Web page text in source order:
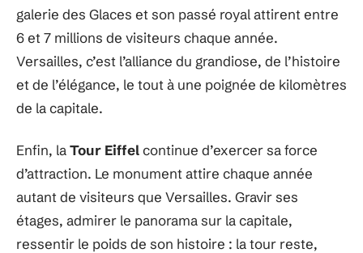
galerie des Glaces et son passé royal attirent entre
6 et 7 millions de visiteurs chaque année.
Versailles, c’est l’alliance du grandiose, de l’histoire
et de l’élégance, le tout à une poignée de kilomètres
de la capitale.
Enfin, laTour Eiffelcontinue d’exercer sa force
d’attraction. Le monument attire chaque année
autant de visiteurs que Versailles. Gravir ses
étages, admirer le panorama sur la capitale,
ressentir le poids de son histoire : la tour reste,